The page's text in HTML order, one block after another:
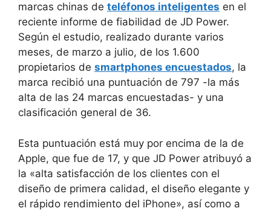
marcas chinas de teléfonos inteligentes en el
reciente informe de fiabilidad de JD Power.
Según el estudio, realizado durante varios
meses, de marzo a julio, de los 1.600
propietarios de smartphones encuestados, la
marca recibió una puntuación de 797 -la más
alta de las 24 marcas encuestadas- y una
clasificación general de 36.
Esta puntuación está muy por encima de la de
Apple, que fue de 17, y que JD Power atribuyó a
la «alta satisfacción de los clientes con el
diseño de primera calidad, el diseño elegante y
el rápido rendimiento del iPhone», así como a